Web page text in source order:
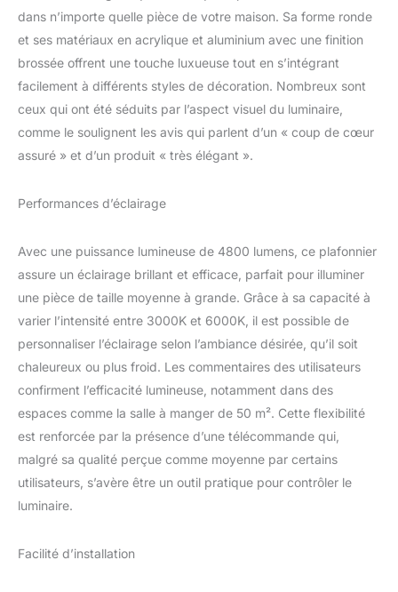
6000K et à la variation de
100%, cette lampe LED
plafond s’adapte
facilement à toutes les
situations : lumière
détendre, lumière
blanche pour travailler ou
télécommande permet
de contrôler
confortablement les
différents réglages sans
se déplacer : intensité
lumineuse, couleur de
lumière, mode nuit et
paramètres d’éclairage.
interrupteur mural
classique pour une
utilisation pratique au
quotidien. 【Fonction
dans n’importe quelle pièce de votre maison. Sa forme ronde
et ses matériaux en acrylique et aluminium avec une finition
brossée offrent une touche luxueuse tout en s’intégrant
facilement à différents styles de décoration. Nombreux sont
ceux qui ont été séduits par l’aspect visuel du luminaire,
comme le soulignent les avis qui parlent d’un « coup de cœur
assuré » et d’un produit « très élégant ».
Performances d’éclairage
Avec une puissance lumineuse de 4800 lumens, ce plafonnier
assure un éclairage brillant et efficace, parfait pour illuminer
une pièce de taille moyenne à grande. Grâce à sa capacité à
varier l’intensité entre 3000K et 6000K, il est possible de
personnaliser l’éclairage selon l’ambiance désirée, qu’il soit
chaleureux ou plus froid. Les commentaires des utilisateurs
confirment l’efficacité lumineuse, notamment dans des
espaces comme la salle à manger de 50 m². Cette flexibilité
est renforcée par la présence d’une télécommande qui,
malgré sa qualité perçue comme moyenne par certains
utilisateurs, s’avère être un outil pratique pour contrôler le
luminaire.
Facilité d’installation